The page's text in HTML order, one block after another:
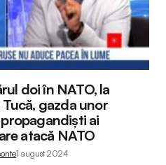
doi în NATO, la
gazda unor
ai
atacă NATO
1 august 2024